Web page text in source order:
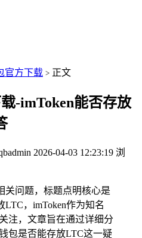
官方下载 > 正文
-imToken能否存放
2026-04-03 12:23:19 浏
关问题，标题点明核心是
LTC，imToken作为知名
注，文章旨在通过详细分
包是否能存放LTC这一疑